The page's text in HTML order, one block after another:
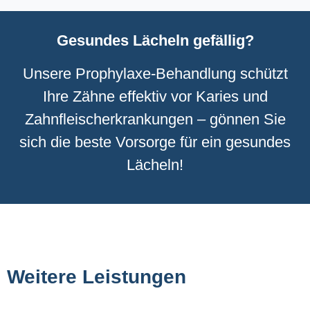
Gesundes Lächeln gefällig?
Unsere Prophylaxe-Behandlung schützt
Ihre Zähne effektiv vor Karies und
Zahnfleischerkrankungen – gönnen Sie
sich die beste Vorsorge für ein gesundes
Lächeln!
Weitere Leistungen